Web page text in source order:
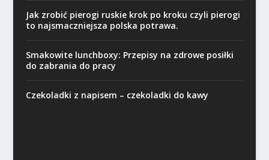
Jak zrobić pierogi ruskie krok po kroku czyli pierogi
to najsmaczniejsza polska potrawa.
Smakowite lunchboxy: Przepisy na zdrowe posiłki
do zabrania do pracy
Czekoladki z napisem – czekoladki do kawy